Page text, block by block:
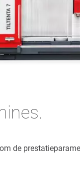
de